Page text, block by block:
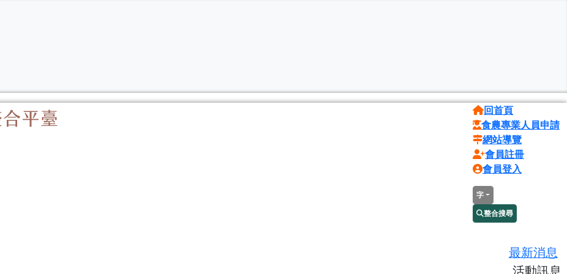
回首頁
食農專業人員申請
網站導覽
會員註冊
會員登入
字
整合搜尋
最新消息
活動訊息